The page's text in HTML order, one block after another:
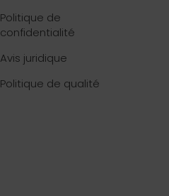
Politique de
confidentialité
Avis juridique
Politique de qualité